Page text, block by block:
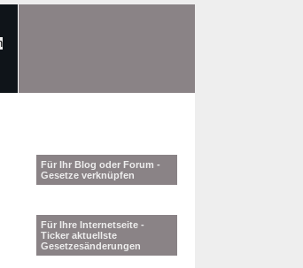
Für Ihr Blog oder Forum -
Gesetze verknüpfen
Für Ihre Internetseite -
Ticker aktuellste
Gesetzesänderungen